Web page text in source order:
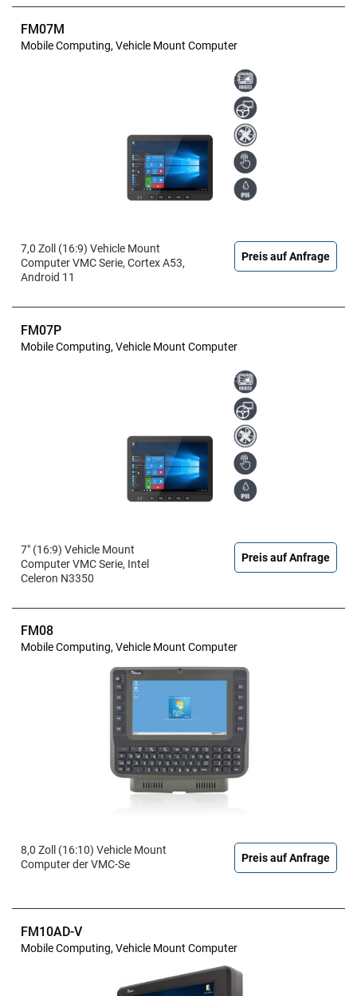
FM07M
Mobile Computing, Vehicle Mount Computer
7,0 Zoll (16:9) Vehicle Mount
Computer VMC Serie, Cortex A53,
Android 11
Preis auf Anfrage
FM07P
Mobile Computing, Vehicle Mount Computer
7" (16:9) Vehicle Mount
Computer VMC Serie, Intel
Celeron N3350
Preis auf Anfrage
FM08
Mobile Computing, Vehicle Mount Computer
8,0 Zoll (16:10) Vehicle Mount
Computer der VMC-Se
Preis auf Anfrage
FM10AD-V
Mobile Computing, Vehicle Mount Computer